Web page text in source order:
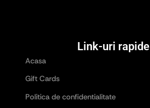
Link-uri rapide
Acasa
Gift Cards
Politica de confidentialitate